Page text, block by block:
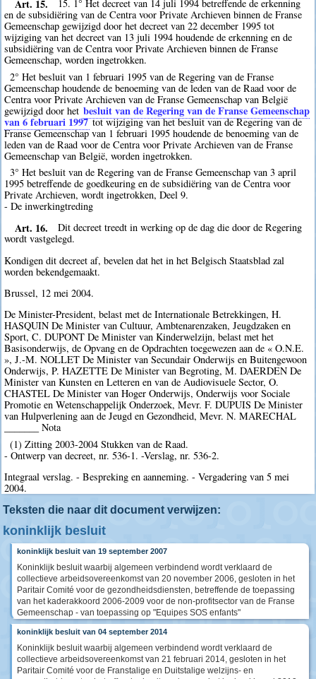
Art. 15.
15. 1° Het decreet van 14 juli 1994 betreffende de erkenning
en de subsidiëring van de Centra voor Private Archieven binnen de Franse
Gemeenschap gewijzigd door het decreet van 22 december 1995 tot
wijziging van het decreet van 13 juli 1994 houdende de erkenning en de
subsidiëring van de Centra voor Private Archieven binnen de Franse
Gemeenschap, worden ingetrokken.
2° Het besluit van 1 februari 1995 van de Regering van de Franse
Gemeenschap houdende de benoeming van de leden van de Raad voor de
Centra voor Private Archieven van de Franse Gemeenschap van België
gewijzigd door het besluit van de Regering van de Franse Gemeenschap
van 6 februari 1997tot wijziging van het besluit van de Regering van de
Franse Gemeenschap van 1 februari 1995 houdende de benoeming van de
leden van de Raad voor de Centra voor Private Archieven van de Franse
Gemeenschap van België, worden ingetrokken.
3° Het besluit van de Regering van de Franse Gemeenschap van 3 april
1995 betreffende de goedkeuring en de subsidiëring van de Centra voor
Private Archieven, wordt ingetrokken, Deel 9.
- De inwerkingtreding
Art. 16.
Dit decreet treedt in werking op de dag die door de Regering
wordt vastgelegd.
Kondigen dit decreet af, bevelen dat het in het Belgisch Staatsblad zal
worden bekendgemaakt.
Brussel, 12 mei 2004.
De Minister-President, belast met de Internationale Betrekkingen, H.
HASQUIN De Minister van Cultuur, Ambtenarenzaken, Jeugdzaken en
Sport, C. DUPONT De Minister van Kinderwelzijn, belast met het
Basisonderwijs, de Opvang en de Opdrachten toegewezen aan de « O.N.E.
», J.-M. NOLLET De Minister van Secundair Onderwijs en Buitengewoon
Onderwijs, P. HAZETTE De Minister van Begroting, M. DAERDEN De
Minister van Kunsten en Letteren en van de Audiovisuele Sector, O.
CHASTEL De Minister van Hoger Onderwijs, Onderwijs voor Sociale
Promotie en Wetenschappelijk Onderzoek, Mevr. F. DUPUIS De Minister
van Hulpverlening aan de Jeugd en Gezondheid, Mevr. N. MARECHAL
_______ Nota
(1) Zitting 2003-2004 Stukken van de Raad.
- Ontwerp van decreet, nr. 536-1. -Verslag, nr. 536-2.
Integraal verslag. - Bespreking en aanneming. - Vergadering van 5 mei
2004.
Teksten die naar dit document verwijzen:
koninklijk besluit
koninklijk besluit van 19 september 2007
Koninklijk besluit waarbij algemeen verbindend wordt verklaard de
collectieve arbeidsovereenkomst van 20 november 2006, gesloten in het
Paritair Comité voor de gezondheidsdiensten, betreffende de toepassing
van het kaderakkoord 2006-2009 voor de non-profitsector van de Franse
Gemeenschap - van toepassing op "Equipes SOS enfants"
koninklijk besluit van 04 september 2014
Koninklijk besluit waarbij algemeen verbindend wordt verklaard de
collectieve arbeidsovereenkomst van 21 februari 2014, gesloten in het
Paritair Comité voor de Franstalige en Duitstalige welzijns- en